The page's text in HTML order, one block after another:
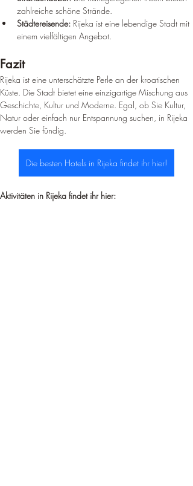
zahlreiche schöne Strände.
Städtereisende: Rijeka ist eine lebendige Stadt mit
einem vielfältigen Angebot.
Fazit
Rijeka ist eine unterschätzte Perle an der kroatischen
Küste. Die Stadt bietet eine einzigartige Mischung aus
Geschichte, Kultur und Moderne. Egal, ob Sie Kultur,
Natur oder einfach nur Entspannung suchen, in Rijeka
werden Sie fündig.
Die besten Hotels in Rijeka findet ihr hier!
Aktivitäten in Rijeka findet ihr hier: